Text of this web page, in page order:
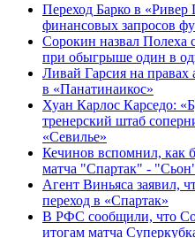
Переход Барко в «Ривер
финансовых запросов
Сорокин назвал
при обыгрыше один в
Ливай Гарсия на правах
в «Панатинаикос»
Хуан Карлос Карседо:
тренерский штаб
«Севилье»
Кечинов вспомнил, как
матча "Спартак" -
Агент Виньяса заявил,
переход в «Спартак»
В РФС сообщили, что
итогам матча